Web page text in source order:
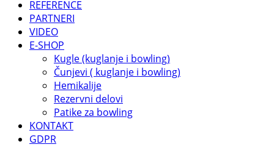
REFERENCE
PARTNERI
VIDEO
E-SHOP
Kugle (kuglanje i bowling)
Čunjevi ( kuglanje i bowling)
Hemikalije
Rezervni delovi
Patike za bowling
KONTAKT
GDPR